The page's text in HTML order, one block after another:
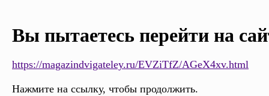
Вы пытаетесь перейти на
https://magazindvigateley.ru/EVZiTfZ/AGeX4xv.html
Нажмите на ссылку, чтобы продолжить.